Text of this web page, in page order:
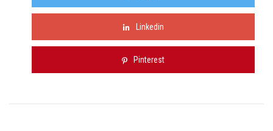
Linkedin
Pinterest